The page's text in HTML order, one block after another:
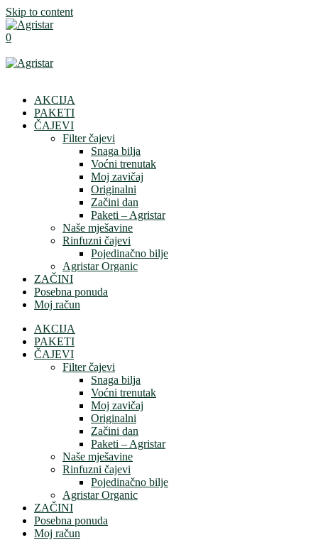
Skip to content
0
AKCIJA
PAKETI
ČAJEVI
Filter čajevi
Snaga bilja
Voćni trenutak
Moj zavičaj
Originalni
Začini dan
Paketi – Agristar
Naše mješavine
Rinfuzni čajevi
Pojedinačno bilje
Agristar Organic
ZAČINI
Posebna ponuda
Moj račun
AKCIJA
PAKETI
ČAJEVI
Filter čajevi
Snaga bilja
Voćni trenutak
Moj zavičaj
Originalni
Začini dan
Paketi – Agristar
Naše mješavine
Rinfuzni čajevi
Pojedinačno bilje
Agristar Organic
ZAČINI
Posebna ponuda
Moj račun